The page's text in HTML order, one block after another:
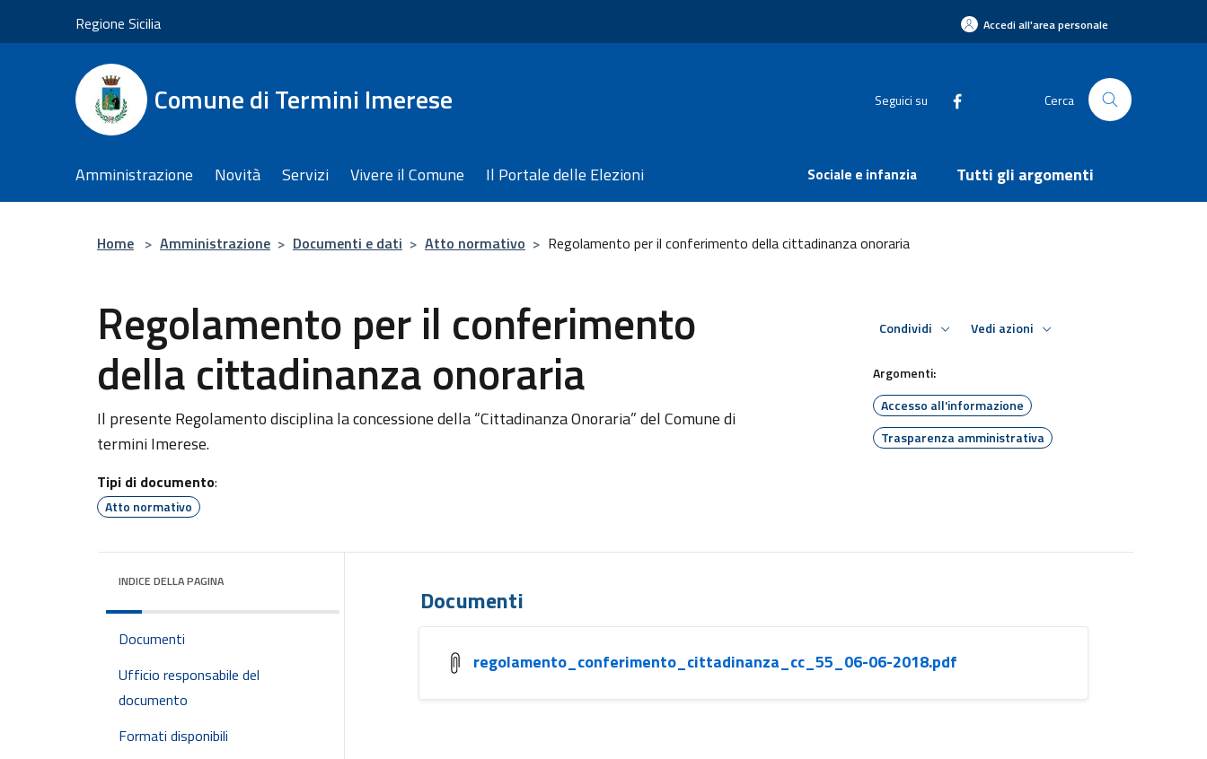
Regione Sicilia Accedi all'area personale
Comune di Termini Imerese Seguici su Cerca
Amministrazione Novità Servizi Vivere il Comune Il Portale delle Elezioni Sociale e infanzia Tutti gli argomenti
Home > Amministrazione > Documenti e dati > Atto normativo > Regolamento per il conferimento della cittadinanza onoraria
Regolamento per il conferimento
della cittadinanza onoraria
Il presente Regolamento disciplina la concessione della “Cittadinanza Onoraria” del Comune di
termini Imerese.
Tipi di documento:
Atto normativo
Condividi Vedi azioni
Argomenti:
Accesso all'informazione
Trasparenza amministrativa
INDICE DELLA PAGINA
Documenti
Ufficio responsabile del
documento
Formati disponibili
Documenti
regolamento_conferimento_cittadinanza_cc_55_06-06-2018.pdf